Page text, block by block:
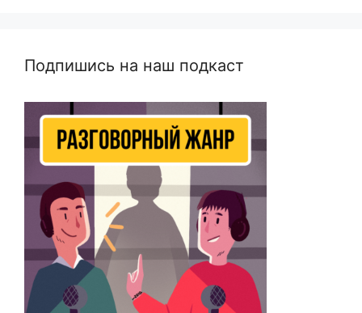
Подпишись на наш подкаст